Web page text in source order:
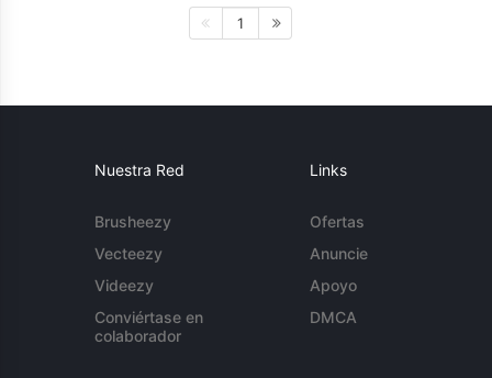
1
Nuestra Red
Brusheezy
Vecteezy
Videezy
Conviértase en
colaborador
Links
Ofertas
Anuncie
Apoyo
DMCA